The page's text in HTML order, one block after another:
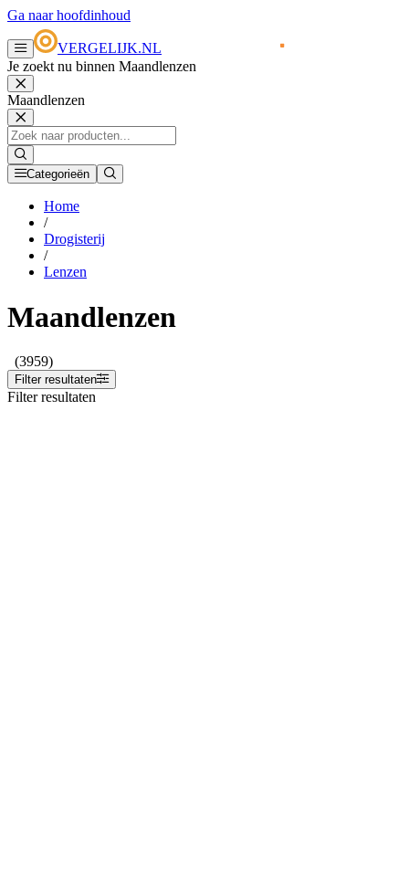
Ga naar hoofdinhoud
VERGELIJK.NL
Je zoekt nu binnen Maandlenzen
Maandlenzen
Categorieën
Home
/
Drogisterij
/
Lenzen
Maandlenzen
(3959)
Filter resultaten
Filter resultaten